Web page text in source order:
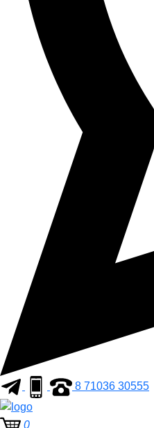
8 71036 30555
0